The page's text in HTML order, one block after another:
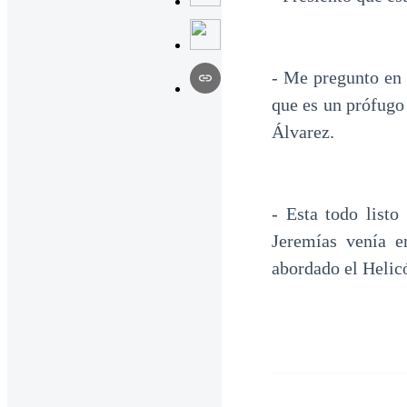
- Me pregunto en
que es un
Álvarez.
- Esta todo listo
Jeremías venía
abordado el